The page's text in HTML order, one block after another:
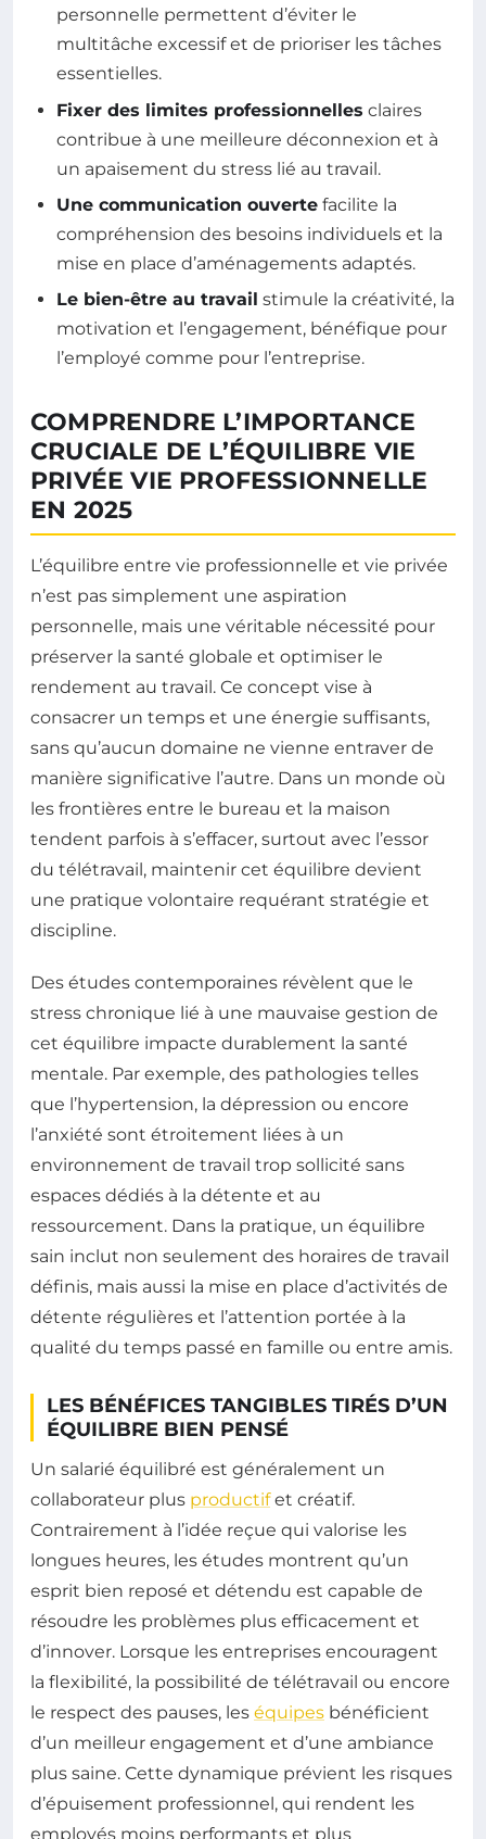
personnelle permettent d’éviter le
multitâche excessif et de prioriser les tâches
essentielles.
Fixer des limites professionnelles claires
contribue à une meilleure déconnexion et à
un apaisement du stress lié au travail.
Une communication ouverte facilite la
compréhension des besoins individuels et la
mise en place d’aménagements adaptés.
Le bien-être au travail stimule la créativité, la
motivation et l’engagement, bénéfique pour
l’employé comme pour l’entreprise.
COMPRENDRE L’IMPORTANCE
CRUCIALE DE L’ÉQUILIBRE VIE
PRIVÉE VIE PROFESSIONNELLE
EN 2025
L’équilibre entre vie professionnelle et vie privée
n’est pas simplement une aspiration
personnelle, mais une véritable nécessité pour
préserver la santé globale et optimiser le
rendement au travail. Ce concept vise à
consacrer un temps et une énergie suffisants,
sans qu’aucun domaine ne vienne entraver de
manière significative l’autre. Dans un monde où
les frontières entre le bureau et la maison
tendent parfois à s’effacer, surtout avec l’essor
du télétravail, maintenir cet équilibre devient
une pratique volontaire requérant stratégie et
discipline.
Des études contemporaines révèlent que le
stress chronique lié à une mauvaise gestion de
cet équilibre impacte durablement la santé
mentale. Par exemple, des pathologies telles
que l’hypertension, la dépression ou encore
l’anxiété sont étroitement liées à un
environnement de travail trop sollicité sans
espaces dédiés à la détente et au
ressourcement. Dans la pratique, un équilibre
sain inclut non seulement des horaires de travail
définis, mais aussi la mise en place d’activités de
détente régulières et l’attention portée à la
qualité du temps passé en famille ou entre amis.
LES BÉNÉFICES TANGIBLES TIRÉS D’UN
ÉQUILIBRE BIEN PENSÉ
Un salarié équilibré est généralement un
collaborateur plus productifet créatif.
Contrairement à l’idée reçue qui valorise les
longues heures, les études montrent qu’un
esprit bien reposé et détendu est capable de
résoudre les problèmes plus efficacement et
d’innover. Lorsque les entreprises encouragent
la flexibilité, la possibilité de télétravail ou encore
le respect des pauses, les équipes bénéficient
d’un meilleur engagement et d’une ambiance
plus saine. Cette dynamique prévient les risques
d’épuisement professionnel, qui rendent les
employés moins performants et plus